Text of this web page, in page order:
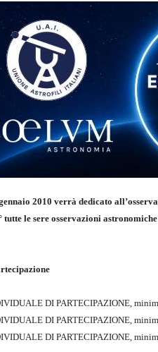
2010 verrà dedicato
tutte le sere osservazioni
DI PARTECIPAZIONE,
DI PARTECIPAZIONE,
DI PARTECIPAZIONE,